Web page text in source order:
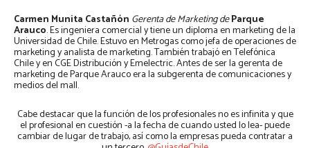
Carmen Munita Castañón Gerenta de Marketing deParque
Arauco. Es ingeniera comercial y tiene un diploma en marketing de la
Universidad de Chile. Estuvo en Metrogas como jefa de operaciones de
marketing y analista de marketing. También trabajó en Telefónica
Chile y en CGE Distribución y Emelectric. Antes de ser la gerenta de
marketing de Parque Arauco era la subgerenta de comunicaciones y
medios del mall.
Cabe destacar que la función de los profesionales no es infinita y que
el profesional en cuestión -a la fecha de cuando usted lo lea- puede
cambiar de lugar de trabajo, así como la empresas pueda contratar a